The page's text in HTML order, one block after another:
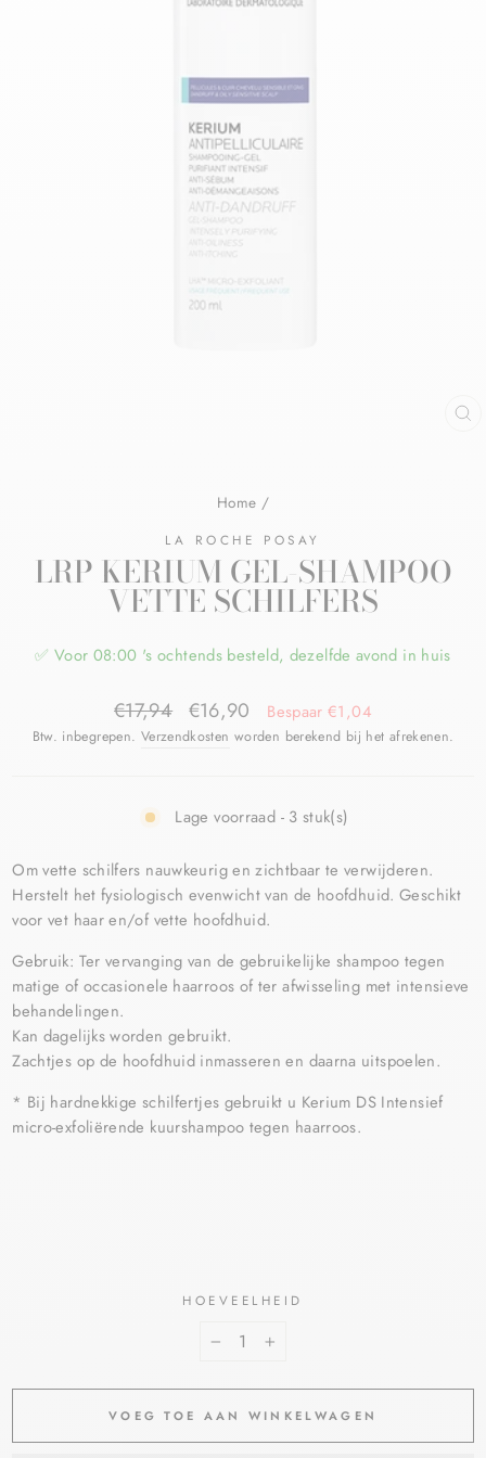
Home /
LA ROCHE POSAY
LRP KERIUM GEL-SHAMPOO
VETTE SCHILFERS
✅ Voor 08:00 's ochtends besteld, dezelfde avond in huis
€17,94 €16,90 Bespaar €1,04
Btw. inbegrepen. Verzendkosten worden berekend bij het afrekenen.
Lage voorraad - 3 stuk(s)
Om vette schilfers nauwkeurig en zichtbaar te verwijderen.
Herstelt het fysiologisch evenwicht van de hoofdhuid. Geschikt
voor vet haar en/of vette hoofdhuid.
Gebruik: Ter vervanging van de gebruikelijke shampoo tegen
matige of occasionele haarroos of ter afwisseling met intensieve
behandelingen.
Kan dagelijks worden gebruikt.
Zachtjes op de hoofdhuid inmasseren en daarna uitspoelen.
* Bij hardnekkige schilfertjes gebruikt u Kerium DS Intensief
micro-exfoliërende kuurshampoo tegen haarroos.
HOEVEELHEID
+
VOEG TOE AAN WINKELWAGEN